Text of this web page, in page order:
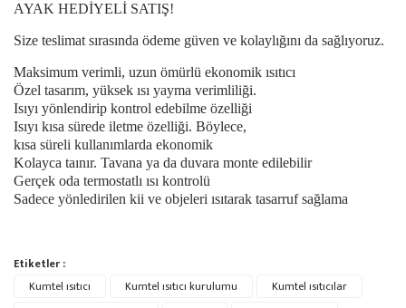
AYAK HEDİYELİ SATIŞ!
Size teslimat sırasında ödeme güven ve kolaylığını da sağlıyoruz.
Maksimum verimli, uzun ömürlü ekonomik ısıtıcı
Özel tasarım, yüksek ısı yayma verimliliği.
Isıyı yönlendirip kontrol edebilme özelliği
Isıyı kısa sürede iletme özelliği. Böylece,
kısa süreli kullanımlarda ekonomik
Kolayca taınır. Tavana ya da duvara monte edilebilir
Gerçek oda termostatlı ısı kontrolü
Sadece yönledirilen kii ve objeleri ısıtarak tasarruf sağlama
Bu ürüne ilk yorumu siz yapın!
Ürün hakkında henüz soru sorulmamış.
Bu ürünün fiyat bilgisi, resim, ürün açıklamalarında ve diğer konularda
yetersiz gördüğünüz noktaları öneri formunu kullanarak tarafımıza
iletebilirsiniz.
Etiketler :
Kumtel ısıtıcı
Kumtel ısıtıcı kurulumu
Kumtel ısıtıcılar